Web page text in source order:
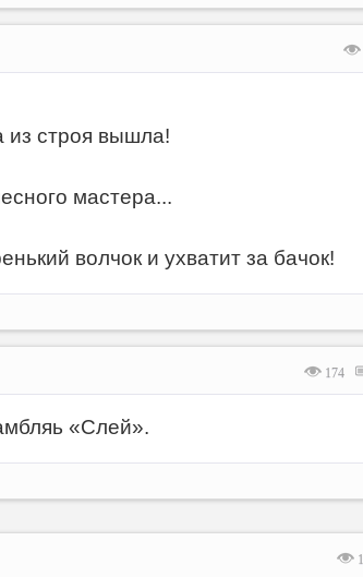
строя вышла!
мастера...
волчок и ухватит за бачок!
174
«Слей».